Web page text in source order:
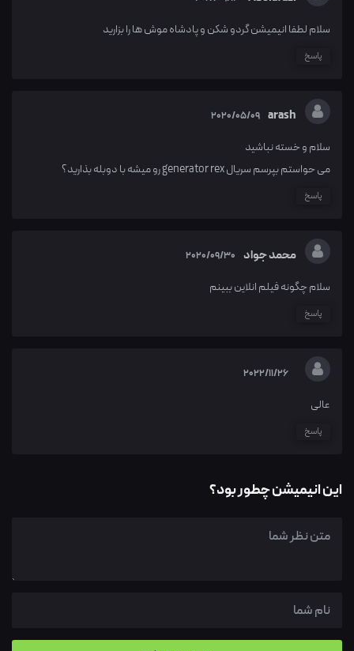
سلام لطفا انیمیشن گردو شکن و پادشاه موش ها را بزارید
پاسخ
arash
2020/05/09
سلام و خسته نباشید
می حواستم بپرسم سریال generator rex رو میشه با دوبله بذارید؟
پاسخ
محمد جواد 2020/09/30
سلام چگونه فیلم انلاین ببینم
پاسخ
2022/11/26
عالی
پاسخ
این انیمیشن چطور بود؟